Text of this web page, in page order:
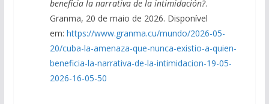
beneficia la narrativa de la intimidación?.
Granma, 20 de maio de 2026. Disponível
em: https://www.granma.cu/mundo/2026-05-
20/cuba-la-amenaza-que-nunca-existio-a-quien-
beneficia-la-narrativa-de-la-intimidacion-19-05-
2026-16-05-50